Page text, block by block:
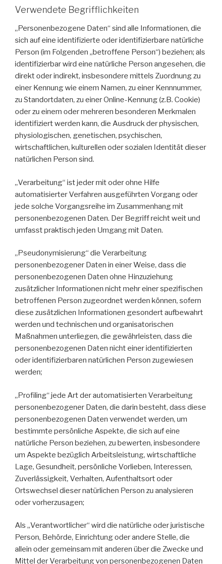
Verwendete Begrifflichkeiten
„Personenbezogene Daten“ sind alle Informationen, die
sich auf eine identifizierte oder identifizierbare natürliche
Person (im Folgenden „betroffene Person“) beziehen; als
identifizierbar wird eine natürliche Person angesehen, die
direkt oder indirekt, insbesondere mittels Zuordnung zu
einer Kennung wie einem Namen, zu einer Kennnummer,
zu Standortdaten, zu einer Online-Kennung (z.B. Cookie)
oder zu einem oder mehreren besonderen Merkmalen
identifiziert werden kann, die Ausdruck der physischen,
physiologischen, genetischen, psychischen,
wirtschaftlichen, kulturellen oder sozialen Identität dieser
natürlichen Person sind.
„Verarbeitung“ ist jeder mit oder ohne Hilfe
automatisierter Verfahren ausgeführten Vorgang oder
jede solche Vorgangsreihe im Zusammenhang mit
personenbezogenen Daten. Der Begriff reicht weit und
umfasst praktisch jeden Umgang mit Daten.
„Pseudonymisierung“ die Verarbeitung
personenbezogener Daten in einer Weise, dass die
personenbezogenen Daten ohne Hinzuziehung
zusätzlicher Informationen nicht mehr einer spezifischen
betroffenen Person zugeordnet werden können, sofern
diese zusätzlichen Informationen gesondert aufbewahrt
werden und technischen und organisatorischen
Maßnahmen unterliegen, die gewährleisten, dass die
personenbezogenen Daten nicht einer identifizierten
oder identifizierbaren natürlichen Person zugewiesen
werden;
„Profiling“ jede Art der automatisierten Verarbeitung
personenbezogener Daten, die darin besteht, dass diese
personenbezogenen Daten verwendet werden, um
bestimmte persönliche Aspekte, die sich auf eine
natürliche Person beziehen, zu bewerten, insbesondere
um Aspekte bezüglich Arbeitsleistung, wirtschaftliche
Lage, Gesundheit, persönliche Vorlieben, Interessen,
Zuverlässigkeit, Verhalten, Aufenthaltsort oder
Ortswechsel dieser natürlichen Person zu analysieren
oder vorherzusagen;
Als „Verantwortlicher“ wird die natürliche oder juristische
Person, Behörde, Einrichtung oder andere Stelle, die
allein oder gemeinsam mit anderen über die Zwecke und
Mittel der Verarbeitung von personenbezogenen Daten